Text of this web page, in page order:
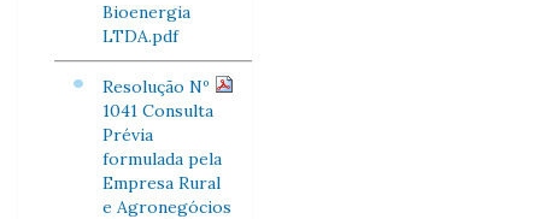
Bioenergia
LTDA.pdf
Resolução Nº
1041 Consulta
Prévia
formulada pela
Empresa Rural
e Agronegócios